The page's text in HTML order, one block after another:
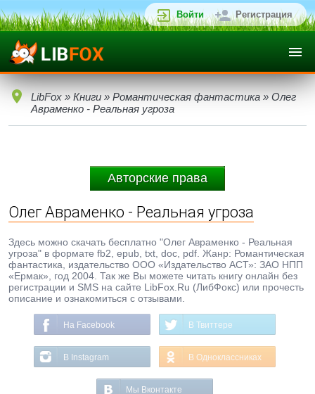
Войти Регистрация
LibFox » Книги » Романтическая фантастика » Олег
Авраменко - Реальная угроза
Авторские права
Олег Авраменко - Реальная угроза
Здесь можно скачать бесплатно "Олег Авраменко - Реальная
угроза" в формате fb2, epub, txt, doc, pdf. Жанр: Романтическая
фантастика, издательство ООО «Издательство АСТ»: ЗАО НПП
«Ермак», год 2004. Так же Вы можете читать книгу онлайн без
регистрации и SMS на сайте LibFox.Ru (ЛибФокс) или прочесть
описание и ознакомиться с отзывами.
На Facebook В Твиттере
В Instagram В Одноклассниках
Мы Вконтакте